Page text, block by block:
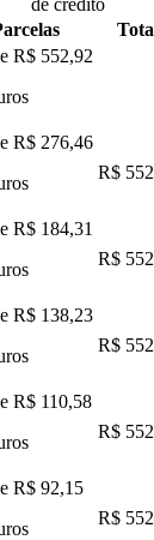
R$ 552,92
R$ 276,46
R$
R$ 184,31
R$
R$ 138,23
R$
R$ 110,58
R$
R$ 92,15
R$